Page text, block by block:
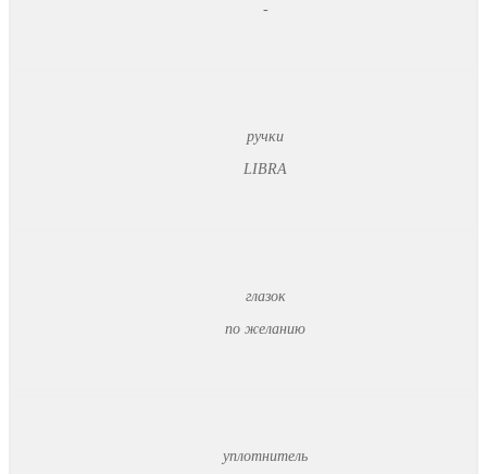
-
ручки
LIBRA
глазок
по желанию
уплотнитель